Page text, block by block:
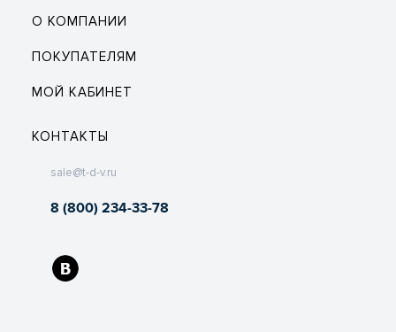
О КОМПАНИИ
ПОКУПАТЕЛЯМ
МОЙ КАБИНЕТ
КОНТАКТЫ
sale@t-d-v.ru
8 (800) 234-33-78